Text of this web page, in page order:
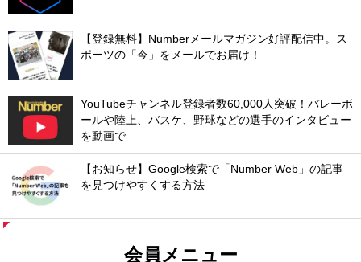
【登録無料】Numberメールマガジン好評配信中。ス
ポーツの「今」をメールでお届け！
YouTubeチャンネル登録者数60,000人突破！バレーボ
ールや陸上、バスケ、野球などの選手のインタビュー
を動画で
【お知らせ】Google検索で「Number Web」の記事
を見つけやすくする方法
会員メニュー